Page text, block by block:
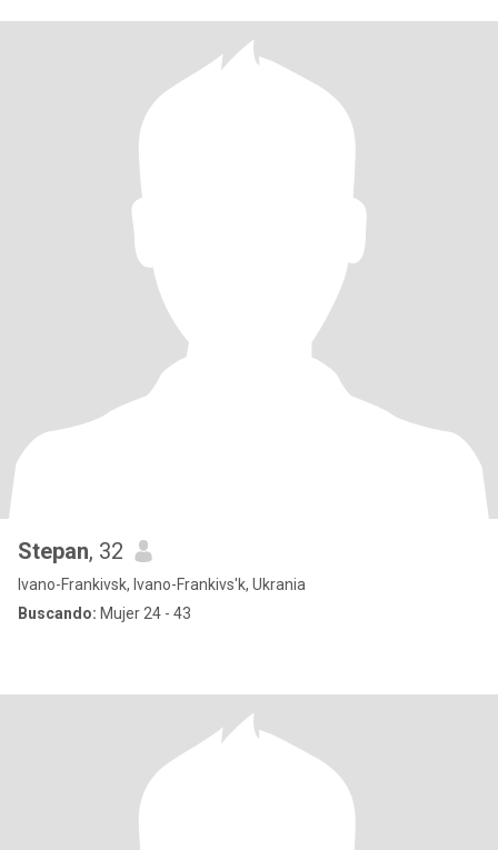
Stepan, 32
Ivano-Frankivsk, Ivano-Frankivs'k, Ukrania
Buscando: Mujer 24 - 43